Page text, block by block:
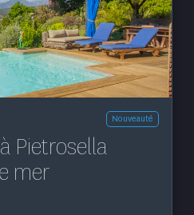
le bien
Nouveauté
Pietrosella
mer